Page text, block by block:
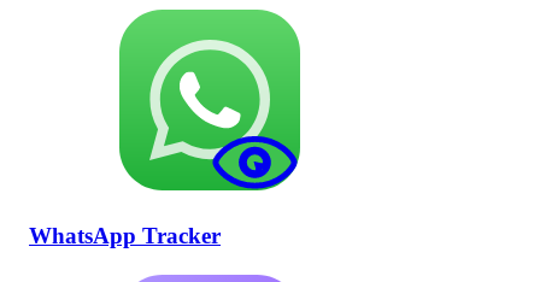
WhatsApp Tracker